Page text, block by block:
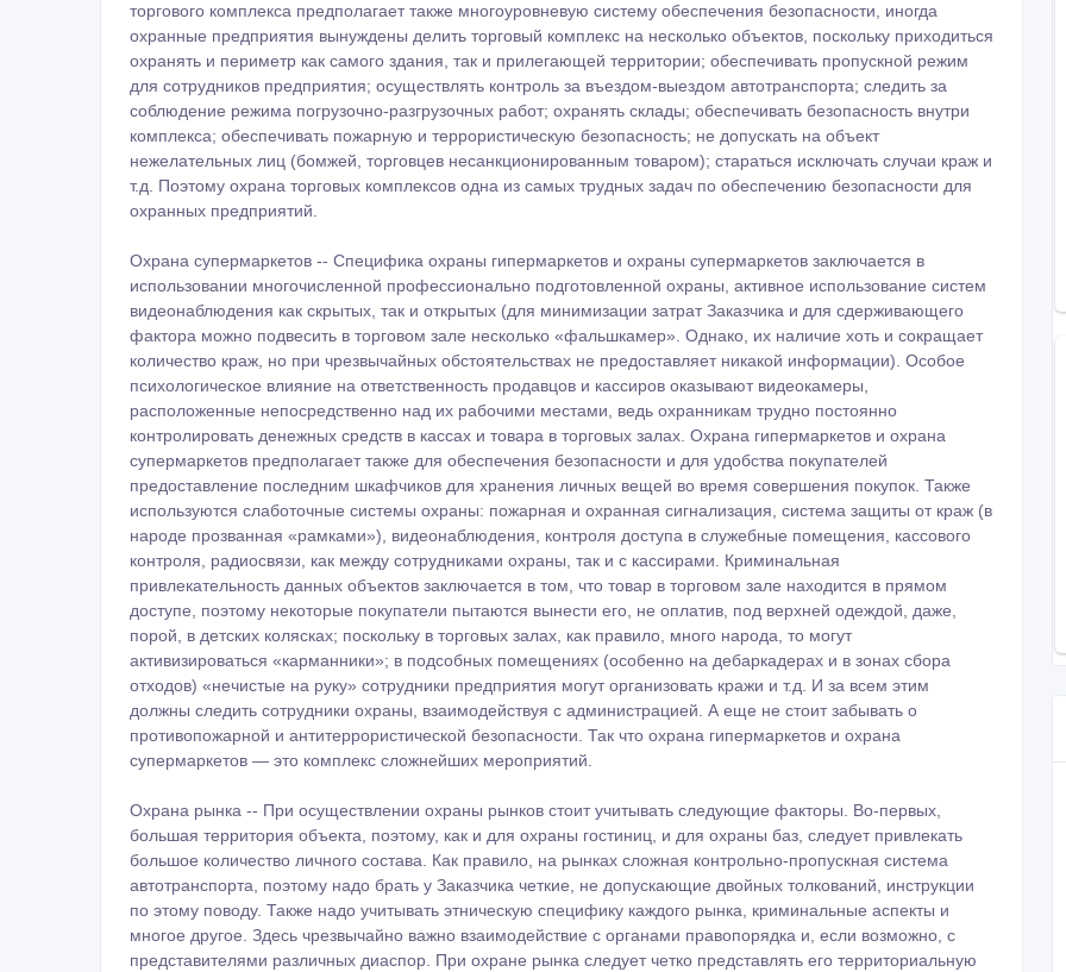
торгового комплекса предполагает также многоуровневую систему обеспечения безопасности, иногда
охранные предприятия вынуждены делить торговый комплекс на несколько объектов, поскольку приходиться
охранять и периметр как самого здания, так и прилегающей территории; обеспечивать пропускной режим
для сотрудников предприятия; осуществлять контроль за въездом-выездом автотранспорта; следить за
соблюдение режима погрузочно-разгрузочных работ; охранять склады; обеспечивать безопасность внутри
комплекса; обеспечивать пожарную и террористическую безопасность; не допускать на объект
нежелательных лиц (бомжей, торговцев несанкционированным товаром); стараться исключать случаи краж и
т.д. Поэтому охрана торговых комплексов одна из самых трудных задач по обеспечению безопасности для
охранных предприятий.
Охрана супермаркетов -- Специфика охраны гипермаркетов и охраны супермаркетов заключается в
использовании многочисленной профессионально подготовленной охраны, активное использование систем
видеонаблюдения как скрытых, так и открытых (для минимизации затрат Заказчика и для сдерживающего
фактора можно подвесить в торговом зале несколько «фальшкамер». Однако, их наличие хоть и сокращает
количество краж, но при чрезвычайных обстоятельствах не предоставляет никакой информации). Особое
психологическое влияние на ответственность продавцов и кассиров оказывают видеокамеры,
расположенные непосредственно над их рабочими местами, ведь охранникам трудно постоянно
контролировать денежных средств в кассах и товара в торговых залах. Охрана гипермаркетов и охрана
супермаркетов предполагает также для обеспечения безопасности и для удобства покупателей
предоставление последним шкафчиков для хранения личных вещей во время совершения покупок. Также
используются слаботочные системы охраны: пожарная и охранная сигнализация, система защиты от краж (в
народе прозванная «рамками»), видеонаблюдения, контроля доступа в служебные помещения, кассового
контроля, радиосвязи, как между сотрудниками охраны, так и с кассирами. Криминальная
привлекательность данных объектов заключается в том, что товар в торговом зале находится в прямом
доступе, поэтому некоторые покупатели пытаются вынести его, не оплатив, под верхней одеждой, даже,
порой, в детских колясках; поскольку в торговых залах, как правило, много народа, то могут
активизироваться «карманники»; в подсобных помещениях (особенно на дебаркадерах и в зонах сбора
отходов) «нечистые на руку» сотрудники предприятия могут организовать кражи и т.д. И за всем этим
должны следить сотрудники охраны, взаимодействуя с администрацией. А еще не стоит забывать о
противопожарной и антитеррористической безопасности. Так что охрана гипермаркетов и охрана
супермаркетов ― это комплекс сложнейших мероприятий.
Охрана рынка -- При осуществлении охраны рынков стоит учитывать следующие факторы. Во-первых,
большая территория объекта, поэтому, как и для охраны гостиниц, и для охраны баз, следует привлекать
большое количество личного состава. Как правило, на рынках сложная контрольно-пропускная система
автотранспорта, поэтому надо брать у Заказчика четкие, не допускающие двойных толкований, инструкции
по этому поводу. Также надо учитывать этническую специфику каждого рынка, криминальные аспекты и
многое другое. Здесь чрезвычайно важно взаимодействие с органами правопорядка и, если возможно, с
представителями различных диаспор. При охране рынка следует четко представлять его территориальную